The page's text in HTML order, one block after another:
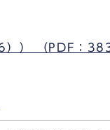
）） （PDF：